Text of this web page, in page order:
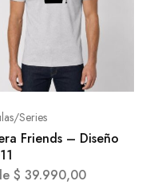
Series
Friends – Diseño
$ 39.990,00